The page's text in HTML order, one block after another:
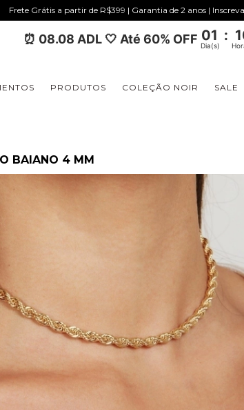
Frete Grátis a partir de R$399 | Garantia de 2 anos |
⏰ 08.08 ADL 🤍 Até 60% OFF 01 :
Dia(s)
PRODUTOS COLEÇÃO NOIR SALE
BAIANO 4 MM